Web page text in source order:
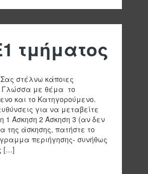
τμήματος
στέλνω κάποιες
Γλώσσα με θέμα το
και το Κατηγορούμενο.
για να μεταβείτε
1 Άσκηση 2 Άσκηση 3 (αν δεν
της άσκησης, πατήστε το
περιήγησης- συνήθως
[…]